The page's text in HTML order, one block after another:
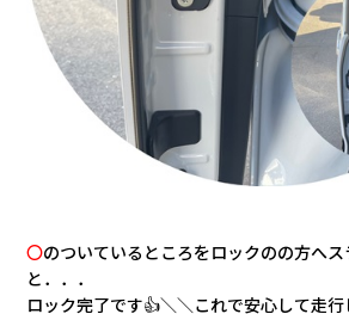
〇のついているところをロックのの方へス
と．．．
ロック完了です👍＼＼これで安心して走